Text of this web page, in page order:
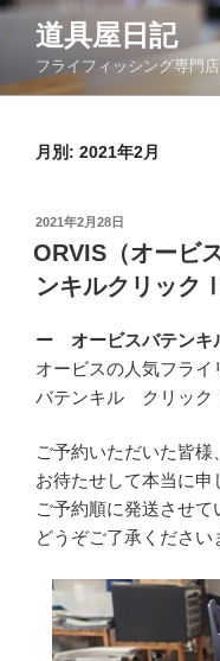
コ
ン
道具屋日記
フライフィッシング専門
月別: 2021年2月
投
稿
日:
2021年2月28日
ORVIS（オービ
ンキルクリック
ー オービスバテン
オービスの人気フライ
バテンキル クリック
ご予約いただいた皆様、
お待たせして本当に申
ご予約順に発送させて
どうぞご了承ください